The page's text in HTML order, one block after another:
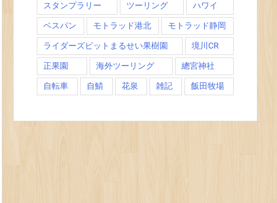
スタンプラリー ツーリング ハワイ
ベスパン モトラッド港北 モトラッド静岡
ライダーズピットまるせい果樹園 境川CR
正果園 海外ツーリング 總宮神社
自転車 自鯖 花泉 雑記 飯田牧場